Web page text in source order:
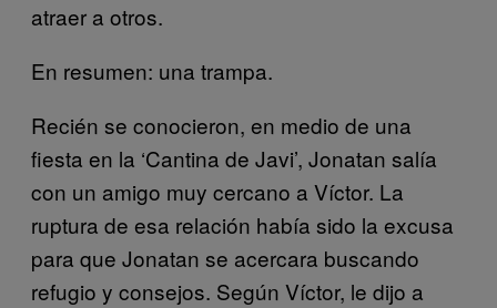
atraer a otros.
En resumen: una trampa.
Recién se conocieron, en medio de una
fiesta en la ‘Cantina de Javi’, Jonatan salía
con un amigo muy cercano a Víctor. La
ruptura de esa relación había sido la excusa
para que Jonatan se acercara buscando
refugio y consejos. Según Víctor, le dijo a